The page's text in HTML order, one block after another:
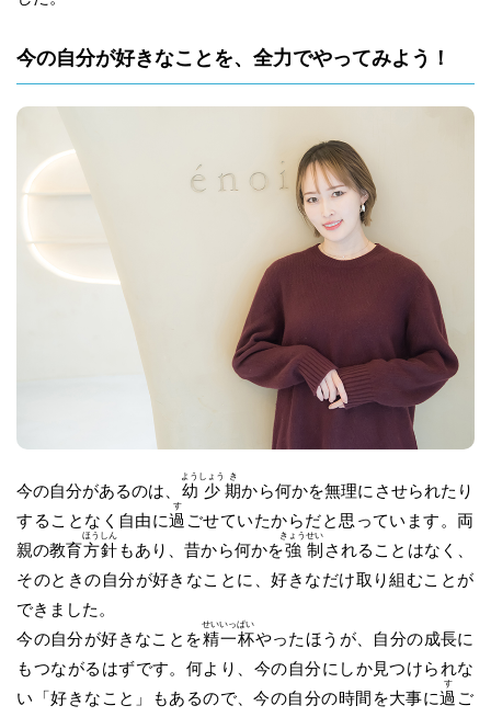
今の自分が好きなことを、全力でやってみよう！
今の自分があるのは、 幼
よう
少
しょう
期
き
から何かを無理にさせられたり
することなく自由に過
す
ごせていたからだと思っています。両
親の教育方
ほう
針
しん
もあり、昔から何かを強
きょう
制
せい
されることはなく、
そのときの自分が好きなことに、好きなだけ取り組むことが
できました。
今の自分が好きなことを精
せい
一
いっ
杯
ぱい
やったほうが、自分の成長に
もつながるはずです。何より、今の自分にしか見つけられな
い「好きなこと」もあるので、今の自分の時間を大事に過
す
ご